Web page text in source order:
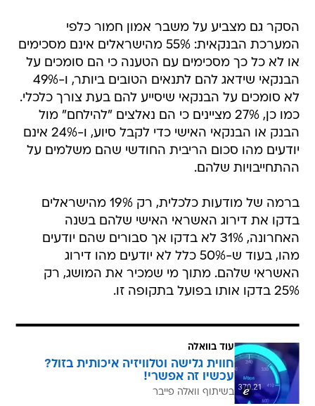
הסקר גם מצביע על משבר אמון חמור כלפי
המערכת הבנקאית: 55% מהישראלים אינם מסכימים
או לא כל כך מסכימים עם הטענה כי הם סומכים על
הבנקאי שידאג להם לתנאים הטובים ביותר, ו-49%
לא סומכים על הבנקאי שיסייע להם בעת צורך כלכלי.
כמו כן, 27% מציינים כי הם נאלצים "להילחם" מול
הבנק או הבנקאי האישי כדי לקבל סיוע, ו-24% אינם
יודעים מהו סכום הריבית החודשי שהם משלמים על
ההתחייבויות שלהם.
ברמה של מודעות כלכלית, רק 19% מהישראלים
בדקו את דירוג האשראי האישי שלהם בשנה
האחרונה, 31% לא בדקו אך סבורים שהם יודעים
מהו, בעוד ש-50% כלל לא יודעים מהו דירוג
האשראי שלהם. מתוך מי שמכיר את המושג, רק
25% בדקו אותו בפועל בתקופה זו.
עוד בוואלה
חווית גלישה וטלוויזיה איכותית בזול?
עכשיו זה אפשרי!
בשיתוף וואלה פייבר